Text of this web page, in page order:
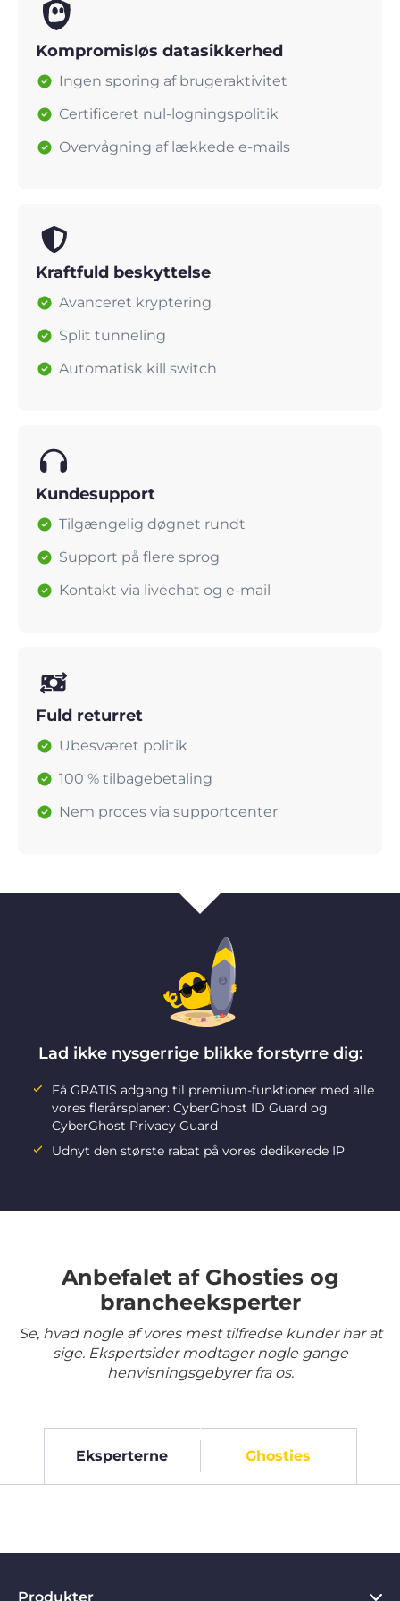
Kompromisløs datasikkerhed
Ingen sporing af brugeraktivitet
Certificeret nul-logningspolitik
Overvågning af lækkede e-mails
Kraftfuld beskyttelse
Avanceret kryptering
Split tunneling
Automatisk kill switch
Kundesupport
Tilgængelig døgnet rundt
Support på flere sprog
Kontakt via livechat og e-mail
Fuld returret
Ubesværet politik
100 % tilbagebetaling
Nem proces via supportcenter
Lad ikke nysgerrige blikke forstyrre dig:
Få GRATIS adgang til premium-funktioner med alle
vores flerårsplaner: CyberGhost ID Guard og
CyberGhost Privacy Guard
Udnyt den største rabat på vores dedikerede IP
Anbefalet af Ghosties og
brancheeksperter
Se, hvad nogle af vores mest tilfredse kunder har at
sige. Ekspertsider modtager nogle gange
henvisningsgebyrer fra os.
Eksperterne Ghosties
Produkter